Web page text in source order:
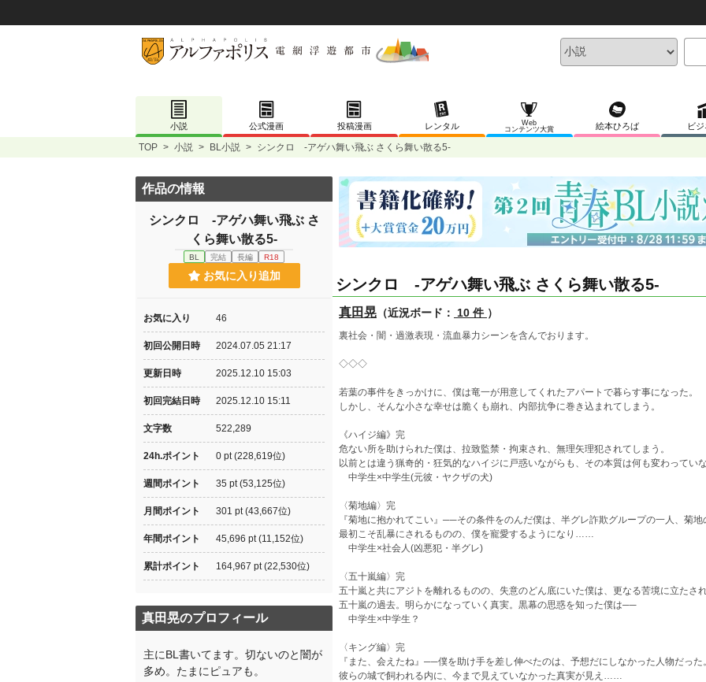
小説 公式漫画 投稿漫画 レンタル
Web
コンテンツ大賞
絵本ひろば ビジ
TOP > 小説 > BL小説 > シンクロ -アゲハ舞い飛ぶ さくら舞い散る5-
シンクロ -アゲハ舞い飛ぶ さくら舞い散る5-
真田晃 （近況ボード： 10 件 ）
裏社会・闇・過激表現・流血暴力シーンを含んでおります。
◇◇◇
若葉の事件をきっかけに、僕は竜一が用意してくれたアパートで暮らす事になった。
しかし、そんな小さな幸せは脆くも崩れ、内部抗争に巻き込まれてしまう。
《ハイジ編》完
危ない所を助けられた僕は、拉致監禁・拘束され、無理矢理犯されてしまう。
以前とは違う猟奇的・狂気的なハイジに戸惑いながらも、その本質は何も変わって
中学生×中学生(元彼・ヤクザの犬)
〈菊地編〉完
『菊地に抱かれてこい』──その条件をのんだ僕は、半グレ詐欺グループの一人、菊地
最初こそ乱暴にされるものの、僕を寵愛するようになり……
中学生×社会人(凶悪犯・半グレ)
〈五十嵐編〉完
五十嵐と共にアジトを離れるものの、失意のどん底にいた僕は、更なる苦境に立たされ
五十嵐の過去。明らかになっていく真実。黒幕の思惑を知った僕は──
中学生×中学生？
〈キング編〉完
『また、会えたね』──僕を助け手を差し伸べたのは、予想だにしなかった人物だった。
彼らの城で飼われる内に、今まで見えていなかった真実が見え……
作品の情報
シンクロ -アゲハ舞い飛ぶ さ
くら舞い散る5-
BL 完結 長編 R18
お気に入り追加
お気に入り 46
初回公開日時 2024.07.05 21:17
更新日時 2025.12.10 15:03
初回完結日時 2025.12.10 15:11
文字数 522,289
24h.ポイント 0 pt (228,619位)
週間ポイント 35 pt (53,125位)
月間ポイント 301 pt (43,667位)
年間ポイント 45,696 pt (11,152位)
累計ポイント 164,967 pt (22,530位)
真田晃のプロフィール
主にBL書いてます。切ないのと闇が
多め。たまにピュアも。